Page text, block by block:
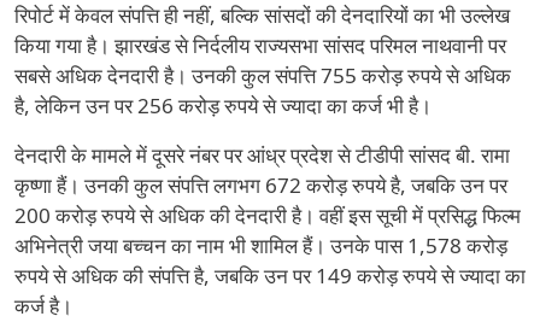
रिपोर्ट में केवल संपत्ति ही नहीं, बल्कि सांसदों की देनदारियों का भी उल्लेख
किया गया है। झारखंड से निर्दलीय राज्यसभा सांसद परिमल नाथवानी पर
सबसे अधिक देनदारी है। उनकी कुल संपत्ति 755 करोड़ रुपये से अधिक
है, लेकिन उन पर 256 करोड़ रुपये से ज्यादा का कर्ज भी है।
देनदारी के मामले में दूसरे नंबर पर आंध्र प्रदेश से टीडीपी सांसद बी. रामा
कृष्णा हैं। उनकी कुल संपत्ति लगभग 672 करोड़ रुपये है, जबकि उन पर
200 करोड़ रुपये से अधिक की देनदारी है। वहीं इस सूची में प्रसिद्ध फिल्म
अभिनेत्री जया बच्चन का नाम भी शामिल हैं। उनके पास 1,578 करोड़
रुपये से अधिक की संपत्ति है, जबकि उन पर 149 करोड़ रुपये से ज्यादा का
कर्ज है।